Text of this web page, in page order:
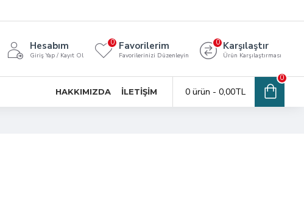
Hesabım
Giriş Yap / Kayıt Ol
Favorilerim
Favorilerinizi Düzenleyin
0 Karşılaştır
Ürün Karşılaştırması
0
HAKKIMIZDA İLETIŞIM 0 ürün - 0,00TL
0